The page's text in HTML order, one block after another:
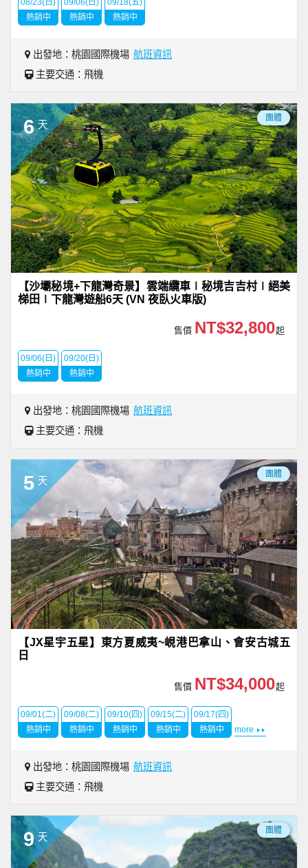
08/23(日)
熱銷中
09/06(日)
熱銷中
09/18(五)
熱銷中
出發地：桃園國際機場 航班資訊
主要交通：飛機
6 天
團體
【沙壩秘境+下龍灣奇景】雲端纜車∣秘境吉吉村∣絕美
梯田∣下龍灣遊船6天 (VN 夜臥火車版)
售價 NT$32,800起
09/06(日)
熱銷中
09/20(日)
熱銷中
出發地：桃園國際機場 航班資訊
主要交通：飛機
5 天
團體
【JX星宇五星】東方夏威夷~峴港巴拿山、會安古城五
日
售價 NT$34,000起
09/01(二)
熱銷中
09/08(二)
熱銷中
09/10(四)
熱銷中
09/15(二)
熱銷中
09/17(四)
熱銷中
more
出發地：桃園國際機場 航班資訊
主要交通：飛機
9 天
團體